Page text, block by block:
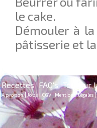
le cake.
Démouler à
pâtisserie et
Recettes| FAQ's|Tout sur
A propos|Jobs | CGV|Mentions Légales|